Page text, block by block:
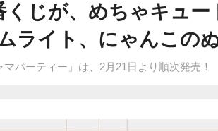
くじが、めちゃキュ
ライト、にゃんこの
パーティー」は、2月21日より順次発売！